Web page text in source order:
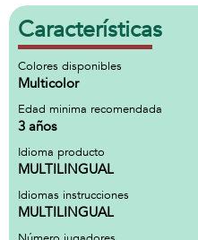
Características
Colores disponibles
Multicolor
Edad minima recomendada
3 años
Idioma producto
MULTILINGUAL
Idiomas instrucciones
MULTILINGUAL